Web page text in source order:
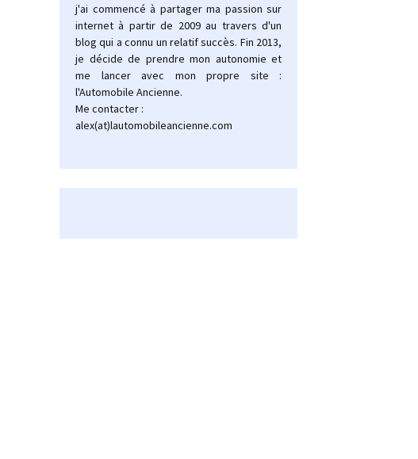
j'ai commencé à partager ma passion sur
internet à partir de 2009 au travers d'un
blog qui a connu un relatif succès. Fin 2013,
je décide de prendre mon autonomie et
me lancer avec mon propre site :
l'Automobile Ancienne.
Me contacter :
alex(at)lautomobileancienne.com